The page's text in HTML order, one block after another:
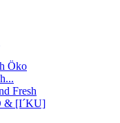
Öko
Fresh
& [I´KU]